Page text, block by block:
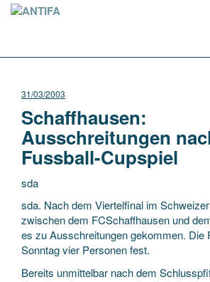
31/03/2003
Schaffhausen:
Ausschreitungen
Fussball-Cupspiel
sda
sda. Nach dem Viertelfinal im
zwischen dem FCSchaffhausen und
es zu Ausschreitungen gekommen. Die
Sonntag vier Personen fest.
Bereits unmittelbar nach dem